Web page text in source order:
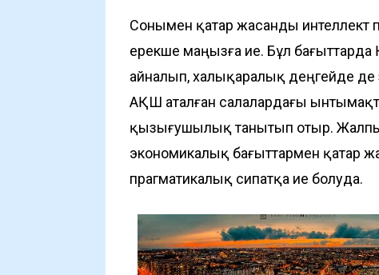
Сонымен қатар жасанды интеллект
ерекше маңызға ие. Бұл бағыттарда
айналып, халықаралық деңгейде де
АҚШ аталған салалардағы
қызығушылық танытып отыр. Жалпы
экономикалық бағыттармен қатар
прагматикалық сипатқа ие болуда.